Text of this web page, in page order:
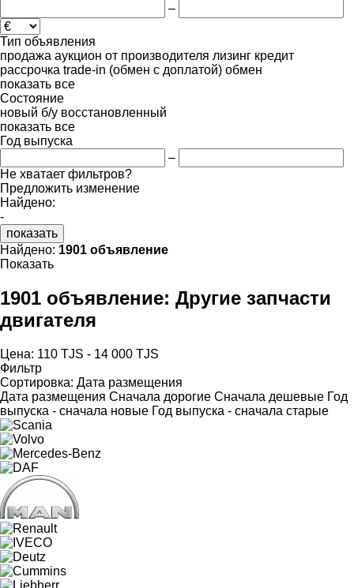
–
Тип объявления
продажа аукцион от производителя лизинг кредит
рассрочка trade-in (обмен с доплатой) обмен
показать все
Состояние
новый б/у восстановленный
показать все
Год выпуска
–
Не хватает фильтров?
Предложить изменение
Найдено:
-
показать
Найдено: 1901 объявление
Показать
1901 объявление: Другие запчасти
двигателя
Цена: 110 TJS - 14 000 TJS
Фильтр
Сортировка: Дата размещения
Дата размещения Сначала дорогие Сначала дешевые Год
выпуска - сначала новые Год выпуска - сначала старые